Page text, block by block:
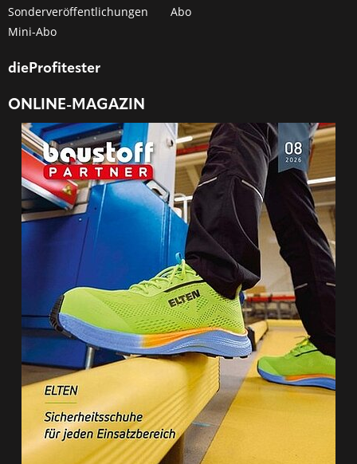
Sonderveröffentlichungen
Abo
Mini-Abo
dieProfitester
ONLINE-MAGAZIN